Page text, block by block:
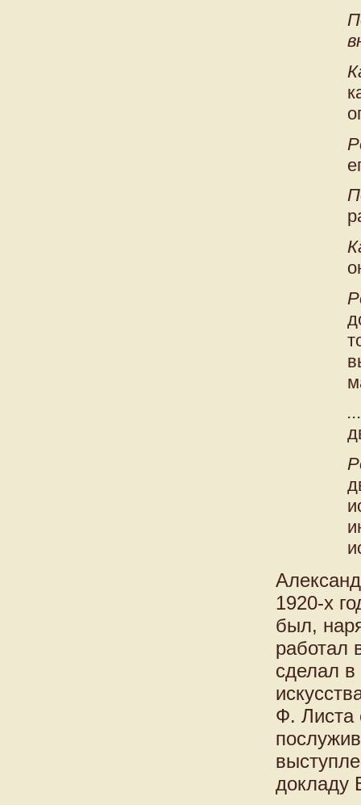
1920-х
был,
работал
сделал в
Ф. Листа
докладу